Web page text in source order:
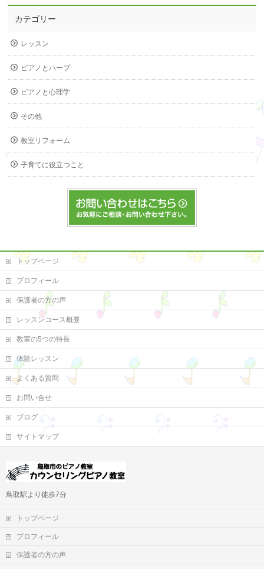
カテゴリー
レッスン
ピアノとハープ
ピアノと心理学
その他
教室リフォーム
子育てに役立つこと
トップページ
プロフィール
保護者の方の声
レッスンコース概要
教室の5つの特長
体験レッスン
よくある質問
お問い合せ
ブログ
サイトマップ
鳥取駅より徒歩7分
トップページ
プロフィール
保護者の方の声